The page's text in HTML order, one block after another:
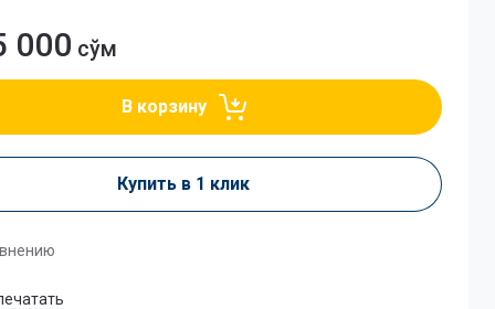
000 сўм
В корзину
Купить в 1 клик